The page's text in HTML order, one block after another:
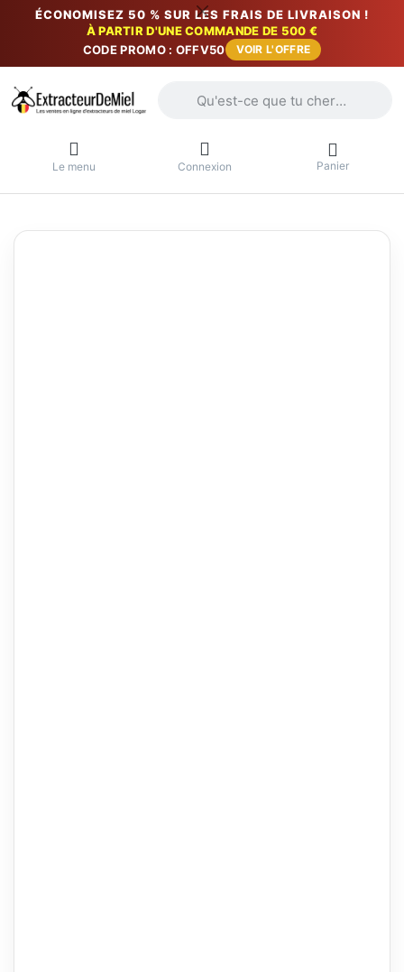
ÉCONOMISEZ 50 % SUR LES FRAIS DE LIVRAISON !
À PARTIR D'UNE COMMANDE DE 500 €
CODE PROMO : OFFV50
VOIR L'OFFRE
Le menu Connexion Panier